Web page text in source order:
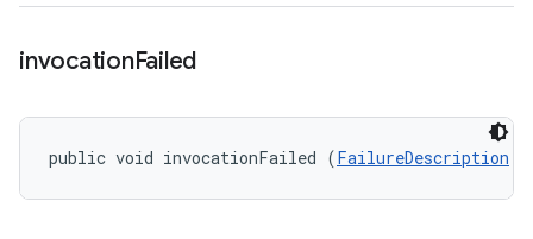
invocationFailed
public void invocationFailed (FailureDescription